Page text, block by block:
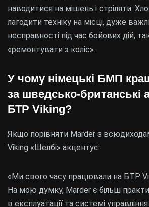
наводитися на мішень і стріляти.
лагодити техніку на місці, дуже
несправності під час бойових дій,
«ремонтувати з коліс».
У чому німецькі БМП
за шведсько-британські
БТР Viking?
Якщо порівняти Marder з
Viking «Шелбі» акцентує:
«Ми свого часу працювали на БТР
На мою думку, Marder є більш
в експлуатації та системі